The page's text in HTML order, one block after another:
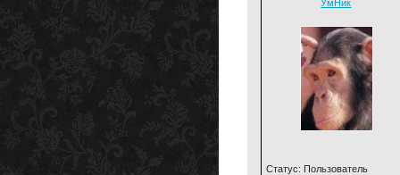
УмНик
Статус: Пользователь